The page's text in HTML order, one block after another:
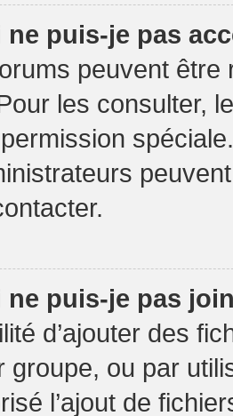
ne puis-je pas
peuvent
les consulter,
ne puis-je pas
d’ajouter des
groupe, ou par
l’ajout de